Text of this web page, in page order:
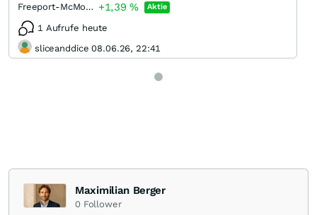
Freeport-McMoRan +1,39% Aktie
1 Aufrufe heute
sliceanddice 08.06.26, 22:41
Maximilian Berger
0 Follower